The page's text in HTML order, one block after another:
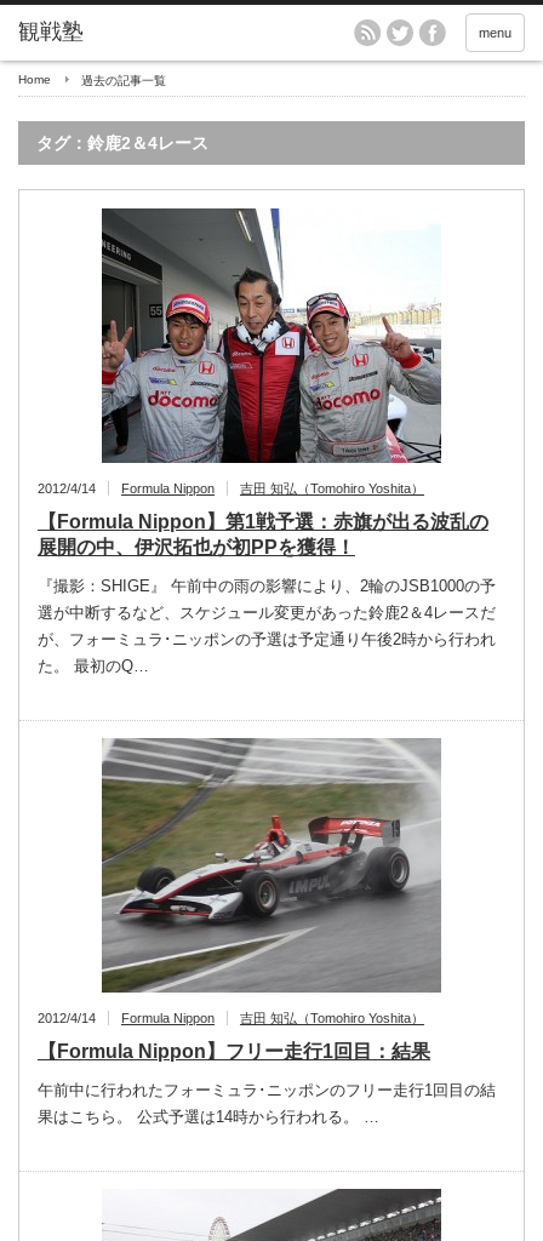
menu
Home 過去の記事一覧
タグ：鈴鹿2＆4レース
2012/4/14 Formula Nippon 吉田 知弘（Tomohiro Yoshita）
【Formula Nippon】第1戦予選：赤旗が出る波乱の
展開の中、伊沢拓也が初PPを獲得！
『撮影：SHIGE』 午前中の雨の影響により、2輪のJSB1000の予
選が中断するなど、スケジュール変更があった鈴鹿2＆4レースだ
が、フォーミュラ･ニッポンの予選は予定通り午後2時から行われ
た。 最初のQ…
2012/4/14 Formula Nippon 吉田 知弘（Tomohiro Yoshita）
【Formula Nippon】フリー走行1回目：結果
午前中に行われたフォーミュラ･ニッポンのフリー走行1回目の結
果はこちら。 公式予選は14時から行われる。 …